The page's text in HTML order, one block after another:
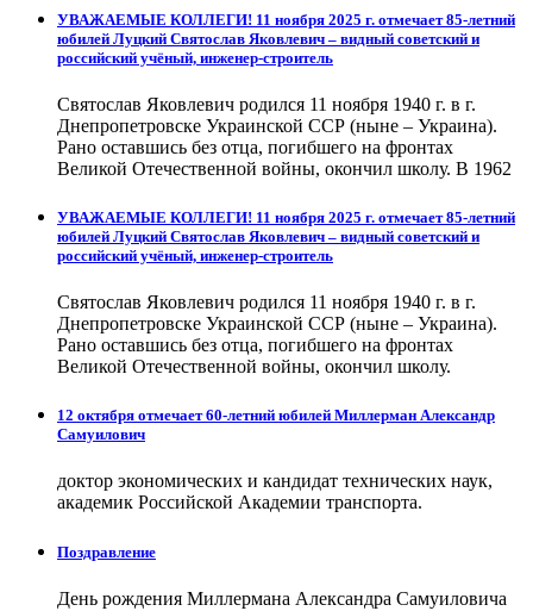
УВАЖАЕМЫЕ КОЛЛЕГИ! 11 ноября 2025 г. отмечает 85-летний
юбилей Луцкий Святослав Яковлевич – видный советский и
российский учёный, инженер-строитель
Святослав Яковлевич родился 11 ноября 1940 г. в г.
Днепропетровске Украинской ССР (ныне – Украина).
Рано оставшись без отца, погибшего на фронтах
Великой Отечественной войны, окончил школу. В 1962
УВАЖАЕМЫЕ КОЛЛЕГИ! 11 ноября 2025 г. отмечает 85-летний
юбилей Луцкий Святослав Яковлевич – видный советский и
российский учёный, инженер-строитель
Святослав Яковлевич родился 11 ноября 1940 г. в г.
Днепропетровске Украинской ССР (ныне – Украина).
Рано оставшись без отца, погибшего на фронтах
Великой Отечественной войны, окончил школу.
12 октября отмечает 60-летний юбилей Миллерман Александр
Самуилович
доктор экономических и кандидат технических наук,
академик Российской Академии транспорта.
Поздравление
День рождения Миллермана Александра Самуиловича